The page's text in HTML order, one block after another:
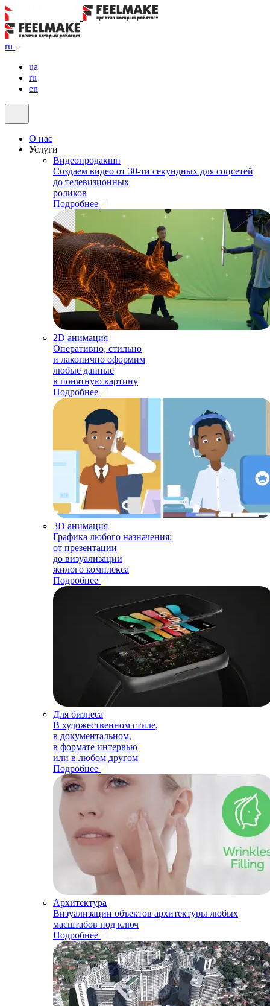
ru
ua
ru
en
О нас
Услуги
Видеопродакшн
Создаем видео от 30-ти секундных для соцсетей
до телевизионных
роликов
Подробнее
2D анимация
Оперативно, стильно
и лаконично оформим
любые данные
в понятную картину
Подробнее
3D анимация
Графика любого назначения:
от презентации
до визуализации
жилого комплекса
Подробнее
Для бизнеса
В художественном стиле,
в документальном,
в формате интервью
или в любом другом
Подробнее
Архитектура
Визуализации объектов архитектуры любых
масштабов под ключ
Подробнее